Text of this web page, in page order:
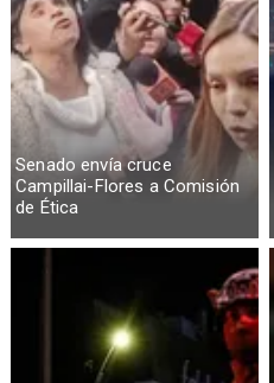
Senado envía cruce
Campillai-Flores a Comisión
de Ética